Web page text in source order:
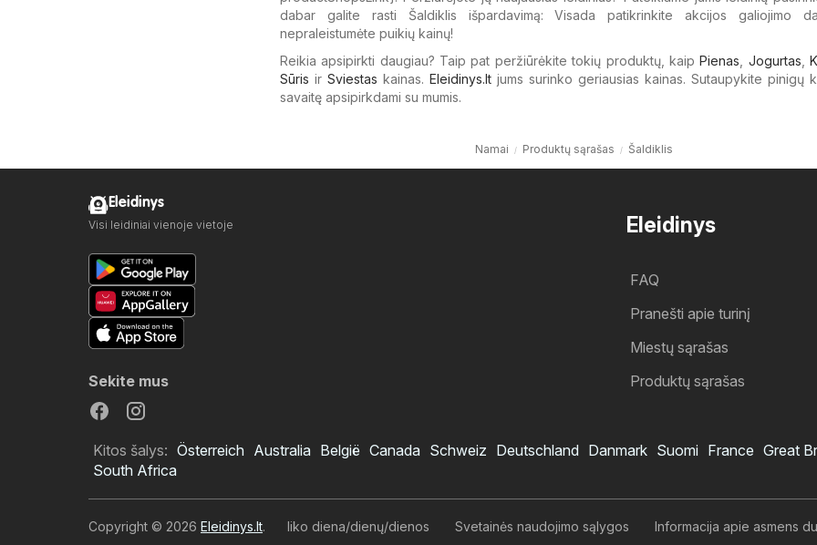
dabar galite rasti Šaldiklis išpardavimą: Visada patikrinkite akcijos galiojimo
nepraleistumėte puikių kainų!
Reikia apsipirkti daugiau? Taip pat peržiūrėkite tokių produktų, kaipPienas, Jogurtas,
Sūris ir Sviestas kainas. Eleidinys.lt jums surinko geriausias kainas. Sutaupykite pinigų
savaitę apsipirkdami su mumis.
Namai Produktų sąrašas Šaldiklis
Eleidinys
FAQ
Pranešti apie turinį
Miestų sąrašas
Produktų sąrašas
Eleidinys
Visi leidiniai vienoje vietoje
Sekite mus
Kitos šalys: Österreich Australia België Canada Schweiz Deutschland Danmark Suomi France Great
South Africa
Copyright © 2026 Eleidinys.lt. liko diena/dienų/dienos Svetainės naudojimo sąlygos Informacija apie asmens